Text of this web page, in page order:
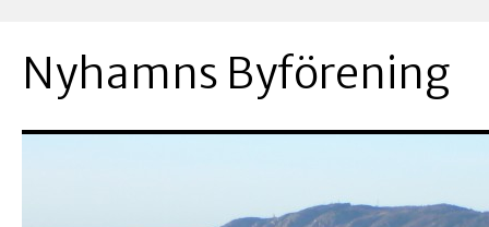
innehåll
Nyhamns Byförening